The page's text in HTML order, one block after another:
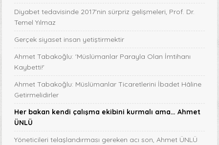
Diyabet tedavisinde 2017'nin sürpriz gelişmeleri, Prof. Dr.
Temel Yılmaz
Gerçek siyaset insan yetiştirmektir
Ahmet Tabakoğlu: 'Müslümanlar Parayla Olan İmtihanı
Kaybetti!'
Ahmet Tabakoğlu: Müslümanlar Ticaretlerini İbadet Hâline
Getirmelidirler
Her bakan kendi çalışma ekibini kurmalı ama… Ahmet
ÜNLÜ
Yöneticileri telaşlandırması gereken acı son, Ahmet ÜNLÜ